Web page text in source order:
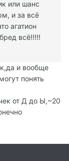
или шанс
и за всё
агатион
всё!!!!!
и вообще
понять
от Д до Ы,~20